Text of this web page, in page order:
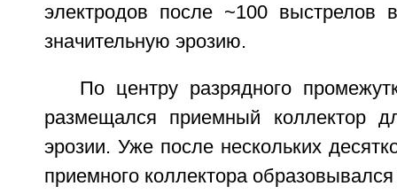
электродов после ~100 выстрелов
значительную эрозию.
По центру разрядного
размещался приемный коллектор
эрозии. Уже после нескольких
приемного коллектора